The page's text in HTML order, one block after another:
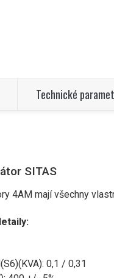
Technické
SITAS
4AM mají všechny
0,1 / 0,31